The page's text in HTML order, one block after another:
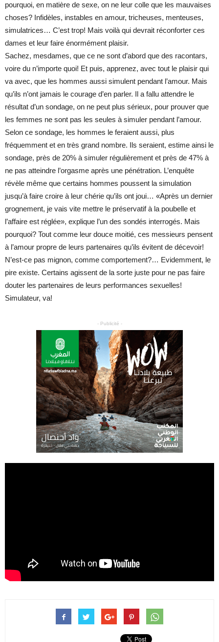
pourquoi, en matière de sexe, on ne leur colle que les mauvaises
choses? Infidèles, instables en amour, tricheuses, menteuses,
simulatrices… C’est trop! Mais voilà qui devrait réconforter ces
dames et leur faire énormément plaisir.
Sachez, mesdames, que ce ne sont d’abord que des racontars,
voire du n’importe quoi! Et puis, apprenez, avec tout le plaisir qui
va avec, que les hommes aussi simulent pendant l’amour. Mais
qu’ils n’ont jamais le courage d’en parler. Il a fallu attendre le
résultat d’un sondage, on ne peut plus sérieux, pour prouver que
les femmes ne sont pas les seules à simuler pendant l’amour.
Selon ce sondage, les hommes le feraient aussi, plus
fréquemment et en très grand nombre. Ils seraient, estime ainsi le
sondage, près de 20% à simuler régulièrement et près de 47% à
ne pas atteindre l’orgasme après une pénétration. L’enquête
révèle même que certains hommes poussent la simulation
jusqu’à faire croire à leur chérie qu’ils ont joui… «Après un dernier
grognement, je vais vite mettre le préservatif à la poubelle et
l’affaire est réglée», explique l’un des sondés interrogés. Mais
pourquoi? Tout comme leur douce moitié, ces messieurs pensent
à l’amour propre de leurs partenaires qu’ils évitent de décevoir!
N’est-ce pas mignon, comme comportement?… Evidemment, le
pire existe. Certains agissent de la sorte juste pour ne pas faire
douter les partenaires de leurs performances sexuelles!
Simulateur, va!
- Publicité -